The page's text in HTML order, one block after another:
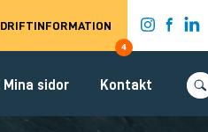
DRIFTINFORMATION
4
Mina sidor Kontakt